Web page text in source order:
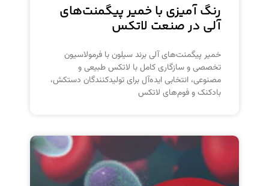
رنگ آمیزی با خمیر پیگمنت‌های
آلی در صنعت لاتکس
خمیر پیگمنت‌های آلی برند سیلون با فرمولاسیون
تخصصی و سازگاری کامل با لاتکس طبیعی و
مصنوعی، انتخابی ایده‌آل برای تولیدکنندگان دستکش،
بادکنک و فوم‌های لاتکس